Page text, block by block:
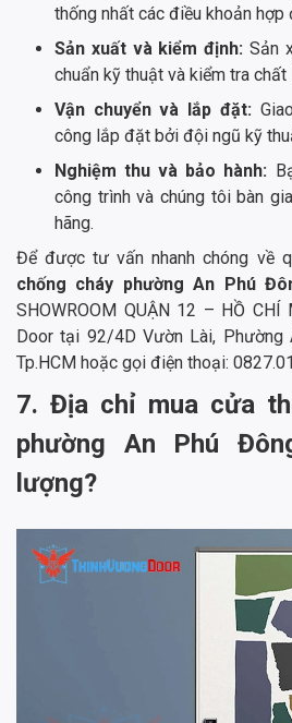
thống nhất các điều khoản hợp
Sản xuất và kiểm định: Sản
chuẩn kỹ thuật và kiểm tra
Vận chuyển và lắp đặt:
công lắp đặt bởi đội ngũ kỹ
Nghiệm thu và bảo hành:
công trình và chúng tôi bàn
hãng.
Để được tư vấn nhanh chóng về
chống cháy phường An Phú
SHOWROOM QUẬN 12 – HỒ
Door tại 92/4D Vườn Lài, Phường
Tp.HCM hoặc gọi điện thoại:
7. Địa chỉ mua cửa
phường An Phú
lượng?